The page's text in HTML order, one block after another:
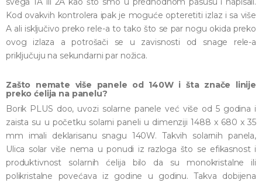
Kod ovakvih kontrolera ipak je moguće opteretiti izlaz i sa više
A ali isključivo preko rele-a to tako što se par nogu okida preko
ovog izlaza a potrošači se u zavisnosti od snage rele-a
priključuju na sekundarni par nožica.
Zašto nemate više panele od 140W i šta znače linije
preko ćelija na panelu?
Borik PLUS doo, uvozi solarne panele već više od 5 godina i
zaista su u početku solarni paneli u dimenziji 1488 x 680 x 35
mm imali deklarisanu snagu 140W. Takvih solarnih panela,
Ulica solar više nema u ponudi iz razloga što se efikasnost i
produktivnost solarnih ćelija bilo da su monokristalne ili
polikristalne povećava iz godine u godinu. Takva dobijena